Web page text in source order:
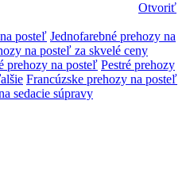
Otvoriť
posteľ Jednofarebné prehozy na
na posteľ za skvelé ceny
prehozy na posteľ Pestré prehozy
Francúzske prehozy na posteľ
sedacie súpravy